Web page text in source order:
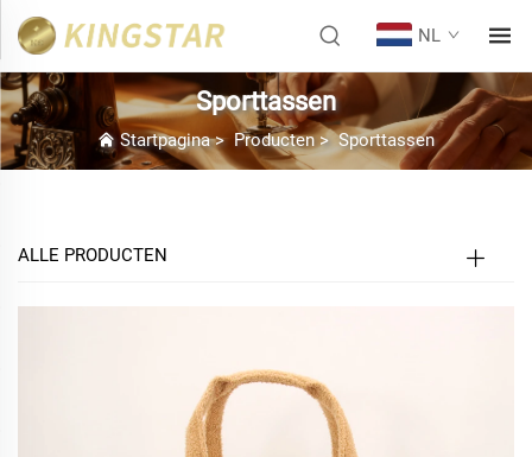
NL
Sporttassen
Startpagina>Producten>Sporttassen
ALLE PRODUCTEN